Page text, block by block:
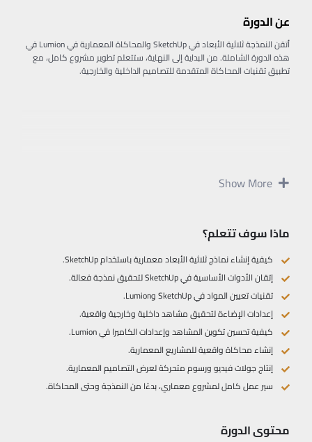
عن الدورة
أتقن النمذجة ثلاثية الأبعاد في SketchUp والمحاكاة المعمارية في Lumion في
هذه الدورة الشاملة. من البداية إلى النهاية، ستتعلم تطوير مشروع كامل، مع
تطبيق تقنيات المحاكاة المتقدمة للتصاميم الداخلية والخارجية.
Show More
ماذا سوف تتعلم؟
كيفية إنشاء نماذج ثلاثية الأبعاد معمارية باستخدام SketchUp.
إتقان الأدوات الأساسية في SketchUp لتحقيق نمذجة فعالة.
تقنيات تعيين المواد في SketchUp وLumion.
إعدادات الإضاءة لتحقيق مشاهد داخلية وخارجية واقعية.
كيفية تحسين تكوين المشاهد وإعدادات الكاميرا في Lumion.
إنشاء محاكاة واقعية للمشاريع المعمارية.
إنتاج جولات فيديو ورسوم متحركة لعرض التصاميم المعمارية.
سير عمل كامل لمشروع معماري، بدءًا من النمذجة وحتى المحاكاة.
محتوى الدورة